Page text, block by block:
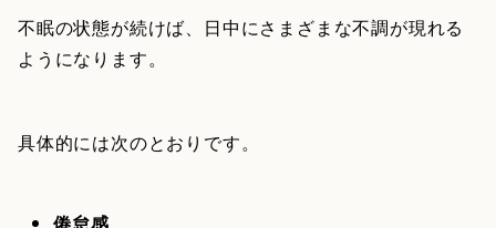
不眠の状態が続けば、日中にさまざまな不調が現れる
ようになります。
具体的には次のとおりです。